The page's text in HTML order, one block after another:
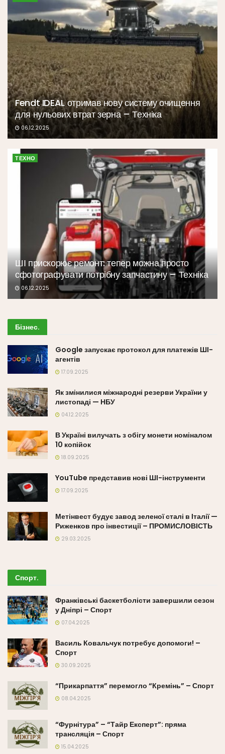
Fendt IDEAL отримав нову систему очищення
для нульових втрат зерна – Техніка
06.12.2025
ТЕХНО
ШІ прискорює ремонт: тепер можна просто
сфотографувати потрібну запчастину – Техніка
06.12.2025
Бізнес.
Google запускає протокол для платежів ШІ-
агентів
17.09.2025
Як змінилися міжнародні резерви України у
листопаді — НБУ
04.12.2025
В Україні вилучать з обігу монети номіналом
10 копійок
18.09.2025
YouTube представив нові ШІ-інструменти
17.09.2025
Метінвест будує завод зеленої сталі в Італії —
Риженков про інвестиції – ПРОМИСЛОВІСТЬ
29.03.2025
Спорт.
Франківські баскетболісти завершили сезон
у Дніпрі – Спорт
07.04.2025
Василь Ковальчук потребує допомоги! –
Спорт
30.09.2025
“Прикарпаття” перемогло “Кремінь” – Спорт
08.04.2025
“Фурнітура” – “Тайр Експерт”: пряма
трансляція – Спорт
15.04.2025